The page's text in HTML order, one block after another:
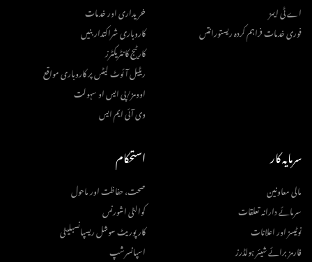
اے ٹی ایمز
فوری خدمات فراہم کردہ ریستورانتس
خریداری اور خدمات
کاروباری شراکتدار بنیں
کارٹیج کانٹریکٹرز
ریٹیل آئوٹ لیٹس پر کاروباری مواقع
اوومز/پی ایس او سہولت
وی آئی ایم ایس
سرمایہ کار
مالی معاونین
سرمائے دارانہ تعلقات
نوٹیسز اور اعلانات
فارمز برائے شیئر ہولڈرز
استحکام
صحت، حفاظت اور ماحول
کوالٹی اشورنس
کارپوریٹ سوشل ریسپانسبلیٹی
اسپانسرشپ